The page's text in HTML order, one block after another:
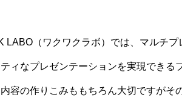
LABO（ワクワクラボ）では、マルチ
ィなプレゼンテーションを実現でき
容の作りこみももちろん大切ですがそ